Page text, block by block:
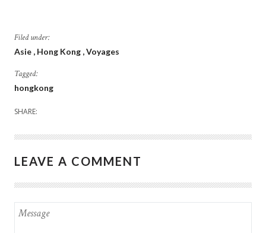
Filed under:
Asie Hong Kong Voyages
Tagged:
hongkong
SHARE:
LEAVE A COMMENT